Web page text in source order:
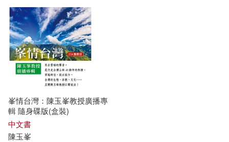
峯情台灣：陳玉峯教授廣播專
輯 隨身碟版(盒裝)
中文書
陳玉峯